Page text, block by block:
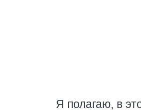
Я полагаю, в